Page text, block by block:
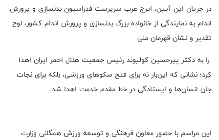
در جریان این آیین، ایرج عرب سرپرست فدراسیون بدنسازی و پرورش
اندام به نمایندگی از خانواده بزرگ بدنسازی و پرورش اندام کشور، لوح
تقدیر و نشان قهرمان ملی
را به دکتر پیرحسین کولیوند رئیس جمعیت هلال احمر ایران اهدا
کرد؛ نشانی که این‌بار نه برای فتح سکوهای ورزشی، بلکه برای نجات
جان انسان‌ها و ایستادگی در خط مقدم خدمت اهدا شد.
این مراسم با حضور معاون فرهنگی و توسعه ورزش همگانی وزارت